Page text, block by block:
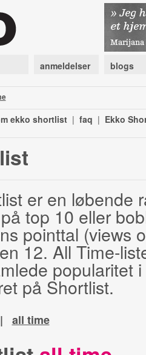
anmeldelser blogs
ekko shortlist | faq | Ekko
er en løbende
top 10 eller
pointtal (views
12. All Time-
popularitet
på Shortlist.
| all time